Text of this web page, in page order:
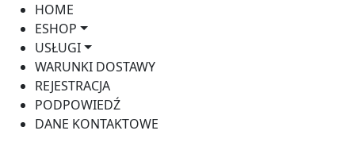
HOME
ESHOP
USŁUGI
WARUNKI DOSTAWY
REJESTRACJA
PODPOWIEDŹ
DANE KONTAKTOWE